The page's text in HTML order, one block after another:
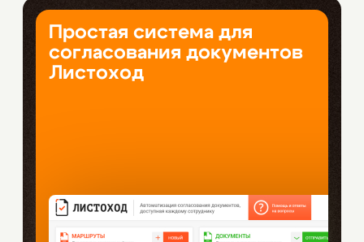
Простая система для
согласования документов
Листоход